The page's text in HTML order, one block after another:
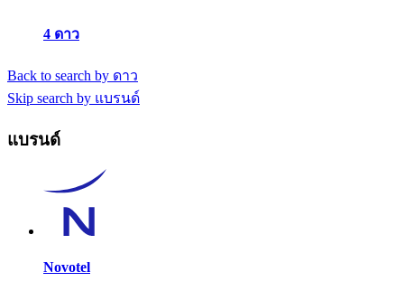
4 ดาว
Back to search by ดาว
Skip search by แบรนด์
แบรนด์
Novotel